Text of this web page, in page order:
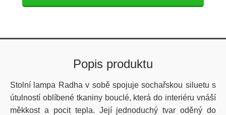
Popis produktu
Stolní lampa Radha v sobě spojuje sochařskou siluetu s
útulností oblíbené tkaniny bouclé, která do interiéru vnáší
měkkost a pocit tepla. Její jednoduchý tvar oděný do